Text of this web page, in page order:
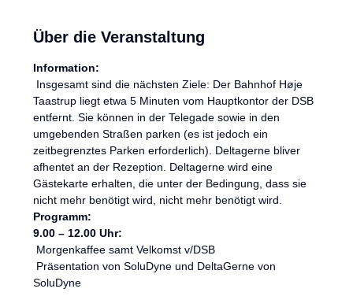
Über die Veranstaltung
Information:
Taastrup liegt etwa 5 Minuten vom Hauptkontor der DSB
entfernt. Sie können in der Telegade sowie in den
umgebenden Straßen parken (es ist jedoch ein
zeitbegrenztes Parken erforderlich). Deltagerne bliver
afhentet an der Rezeption. Deltagerne wird eine
Gästekarte erhalten, die unter der Bedingung, dass sie
nicht mehr benötigt wird, nicht mehr benötigt wird.
Programm:
9.00 – 12.00 Uhr:
Morgenkaffee samt Velkomst v/DSB
SoluDyne